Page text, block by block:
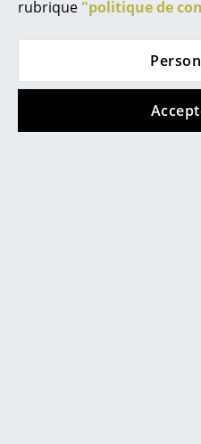
rubrique "politique de
Figurines & Miniatures